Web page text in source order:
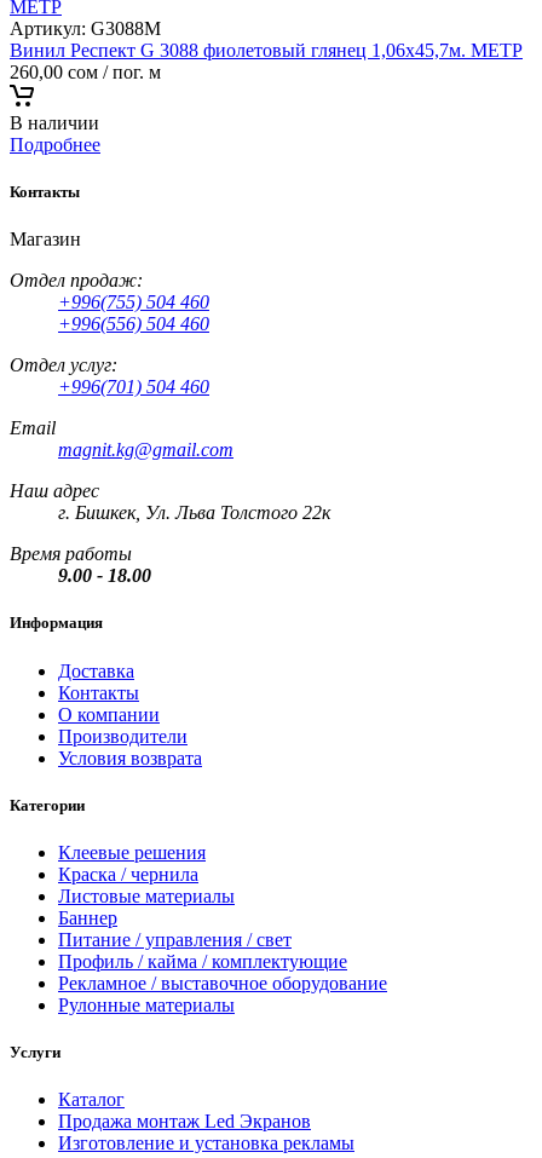
Артикул: G3088M
Винил Респект G 3088 фиолетовый глянец 1,06х45,7м. МЕТР
260,00 сом / пог. м
В наличии
Подробнее
Контакты
Магазин
Отдел продаж:
+996(755) 504 460
+996(556) 504 460
Отдел услуг:
+996(701) 504 460
Email
magnit.kg@gmail.com
Наш адрес
г. Бишкек, Ул. Льва Толстого 22к
Время работы
9.00 - 18.00
Информация
Доставка
Контакты
О компании
Производители
Условия возврата
Категории
Клеевые решения
Краска / чернила
Листовые материалы
Баннер
Питание / управления / свет
Профиль / кайма / комплектующие
Рекламное / выставочное оборудование
Рулонные материалы
Услуги
Каталог
Продажа монтаж Led Экранов
Изготовление и установка рекламы